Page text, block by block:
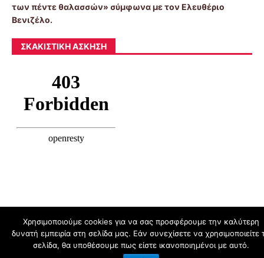
των πέντε θαλασσών» σύμφωνα με τον Ελευθέριο
Βενιζέλο.
ΣΚΑΚΙΣΤΙΚΉ ΆΣΚΗΣΗ
schoolpress.sch.gr
Χρησιμοποιούμε cookies για να σας προσφέρουμε την καλύτερη
δυνατή εμπειρία στη σελίδα μας. Εάν συνεχίσετε να χρησιμοποιείτε
σελίδα, θα υποθέσουμε πως είστε ικανοποιημένοι με αυτό.